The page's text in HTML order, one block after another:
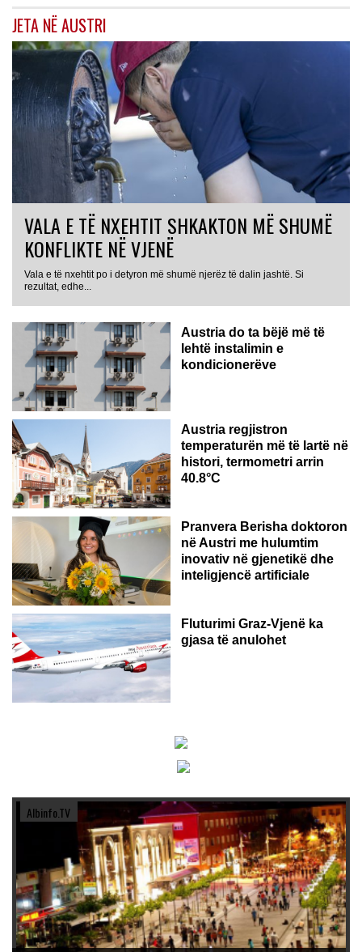
JETA NË AUSTRI
VALA E TË NXEHTIT SHKAKTON MË SHUMË
KONFLIKTE NË VJENË
Vala e të nxehtit po i detyron më shumë njerëz të dalin jashtë. Si
rezultat, edhe...
Austria do ta bëjë më të
lehtë instalimin e
kondicionerëve
Austria regjistron
temperaturën më të lartë në
histori, termometri arrin
40.8°C
AUSTRI
Pranvera Berisha doktoron
në Austri me hulumtim
inovativ në gjenetikë dhe
inteligjencë artificiale
Fluturimi Graz-Vjenë ka
gjasa të anulohet
Albinfo.TV